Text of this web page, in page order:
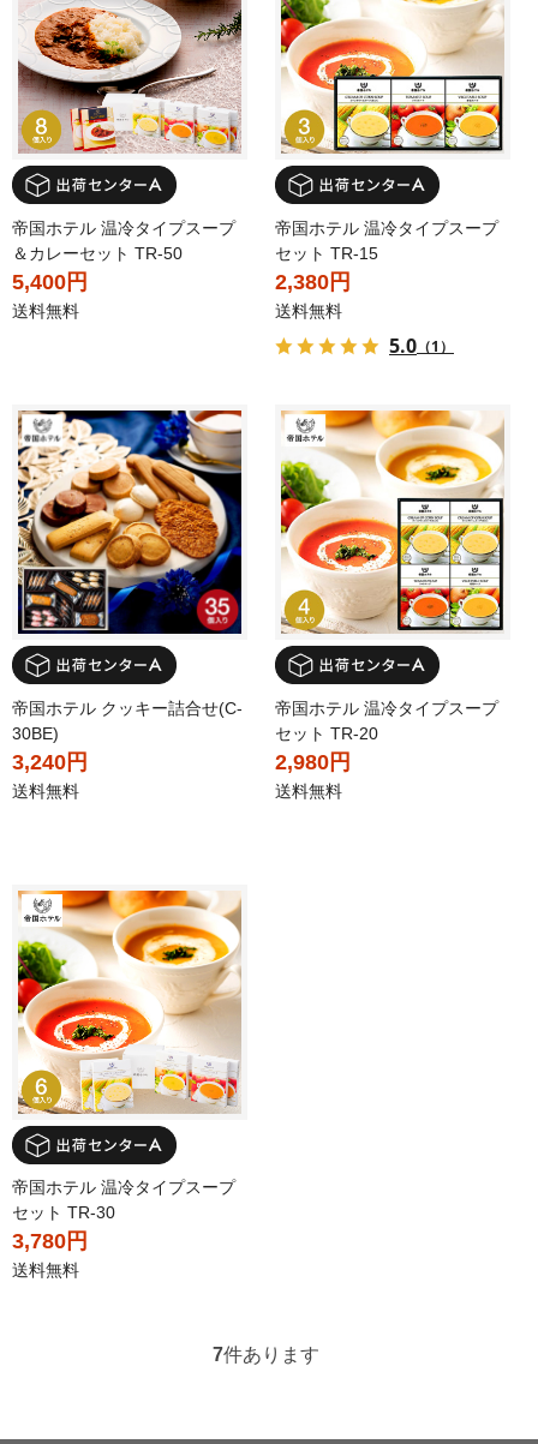
帝国ホテル 温冷タイプスープ
＆カレーセット TR-50
5,400円
送料無料
帝国ホテル 温冷タイプスープ
セット TR-15
2,380円
送料無料
5.0 （1）
帝国ホテル クッキー詰合せ(C-
30BE)
3,240円
送料無料
帝国ホテル 温冷タイプスープ
セット TR-20
2,980円
送料無料
帝国ホテル 温冷タイプスープ
セット TR-30
3,780円
送料無料
7件あります